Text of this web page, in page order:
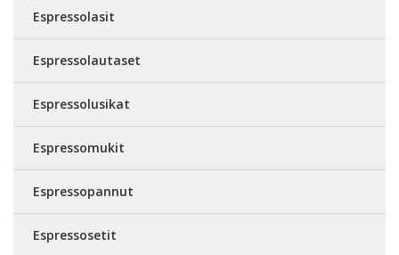
Espressolasit
Espressolautaset
Espressolusikat
Espressomukit
Espressopannut
Espressosetit